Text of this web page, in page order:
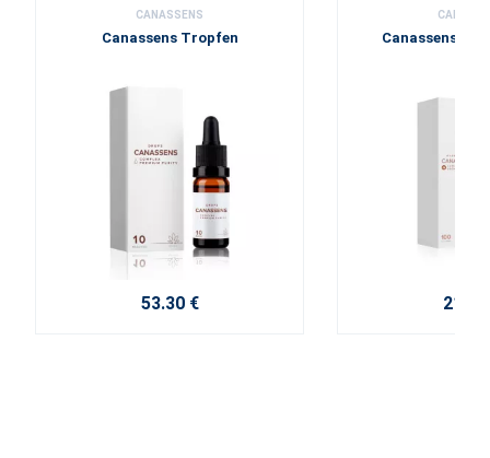
CANASSENS
Canassens Tropfen
53.30 €
Canassens Gel
21.20